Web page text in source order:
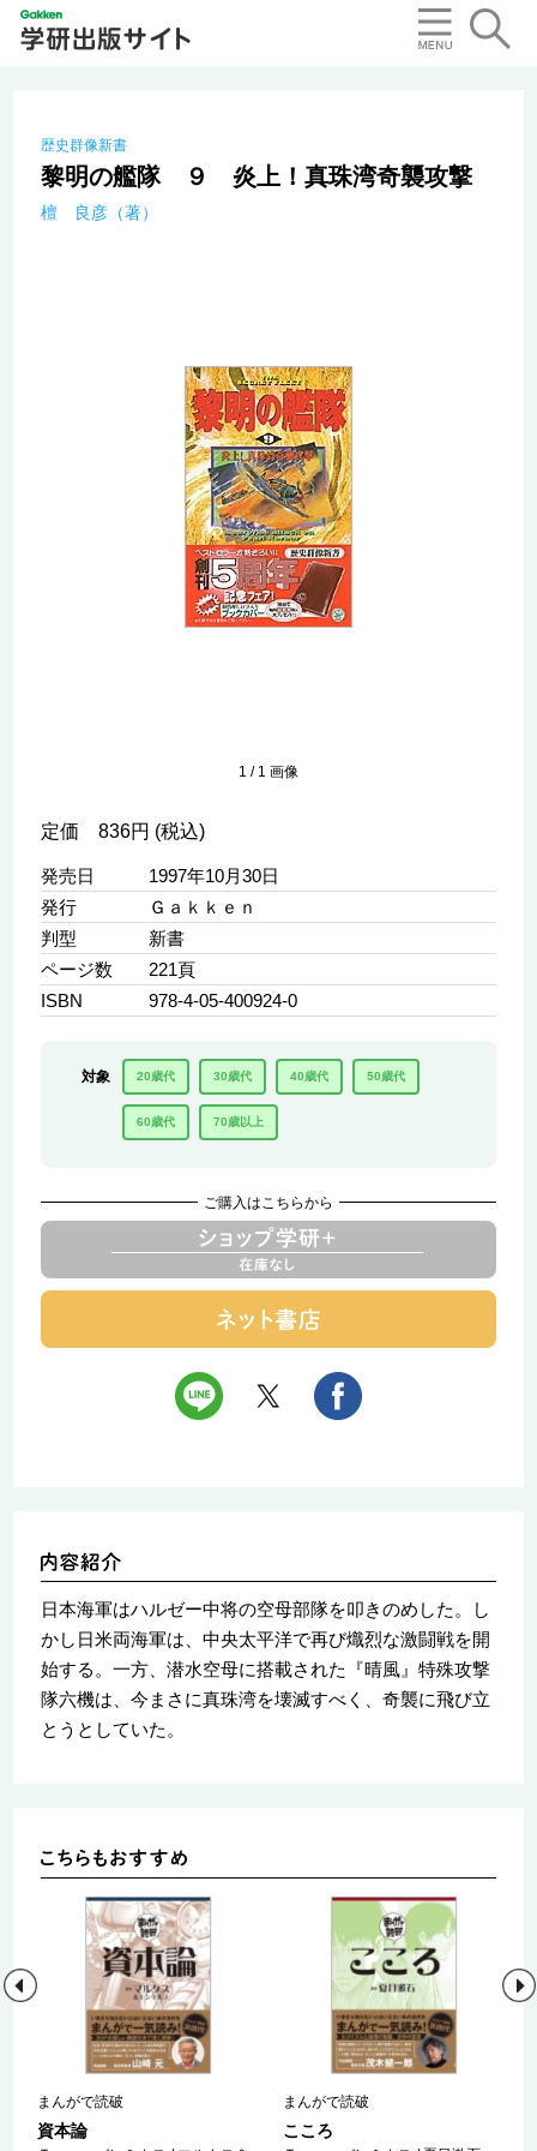
歴史群像新書
黎明の艦隊 ９ 炎上！真珠湾奇襲攻撃
檀 良彦（著）
1 / 1 画像
定価 836円 (税込)
発売日
1997年10月30日
発行
Ｇａｋｋｅｎ
判型
新書
ページ数
221頁
ISBN
978-4-05-400924-0
対象 20歳代 30歳代 40歳代 50歳代
60歳代 70歳以上
ご購入はこちらから
日本海軍はハルゼー中将の空母部隊を叩きのめした。し
かし日米両海軍は、中央太平洋で再び熾烈な激闘戦を開
始する。一方、潜水空母に搭載された『晴風』特殊攻撃
隊六機は、今まさに真珠湾を壊滅すべく、奇襲に飛び立
とうとしていた。
まんがで読破
資本論
まんがで読破
こころ